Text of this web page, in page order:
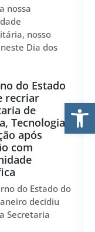
nossa
nosso
Dia dos
do Estado
recriar
de
Tecnologia e
após
com
do Estado do
decidiu
Secretaria